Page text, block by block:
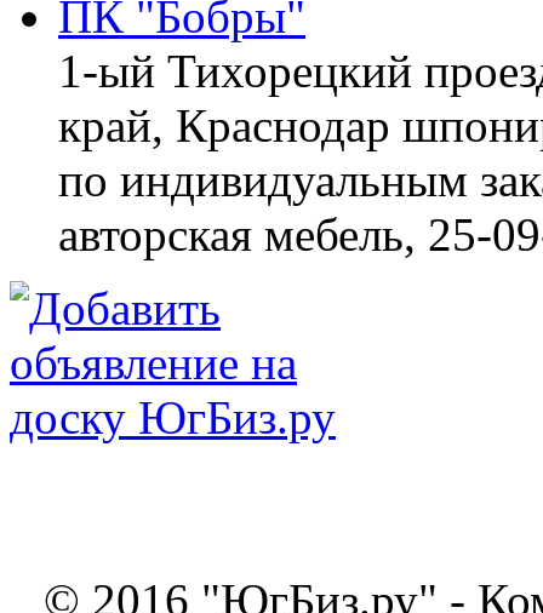
ПК "Бобры"
1-ый Тихорецкий
край, Краснодар
по индивидуальным
авторская мебель, 25-
© 2016 "ЮгБиз.ру" -